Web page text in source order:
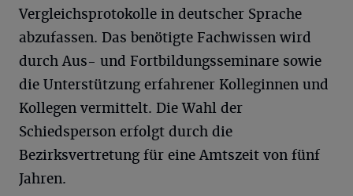
Vergleichsprotokolle in deutscher Sprache
abzufassen. Das benötigte Fachwissen wird
durch Aus- und Fortbildungsseminare sowie
die Unterstützung erfahrener Kolleginnen und
Kollegen vermittelt. Die Wahl der
Schiedsperson erfolgt durch die
Bezirksvertretung für eine Amtszeit von fünf
Jahren.